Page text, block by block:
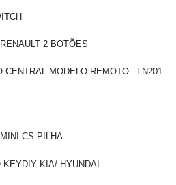
2 BOTÕES
CENTRAL MODELO REMOTO - LN201
CS PILHA
KEYDIY KIA/ HYUNDAI